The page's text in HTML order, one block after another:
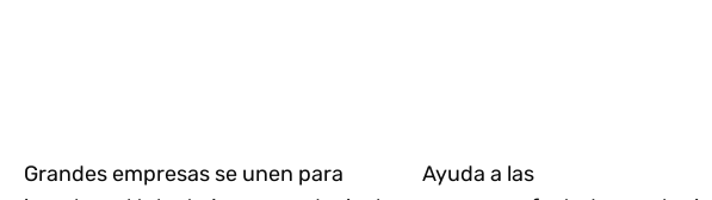
Grandes empresas se unen para
Ayuda a las